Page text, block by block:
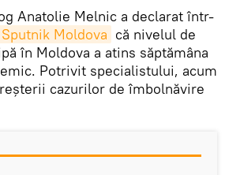
Anatolie Melnic a declarat într-
Sputnik Moldova că nivelul de
în Moldova a atins săptămâna
Potrivit specialistului, acum
cazurilor de îmbolnăvire